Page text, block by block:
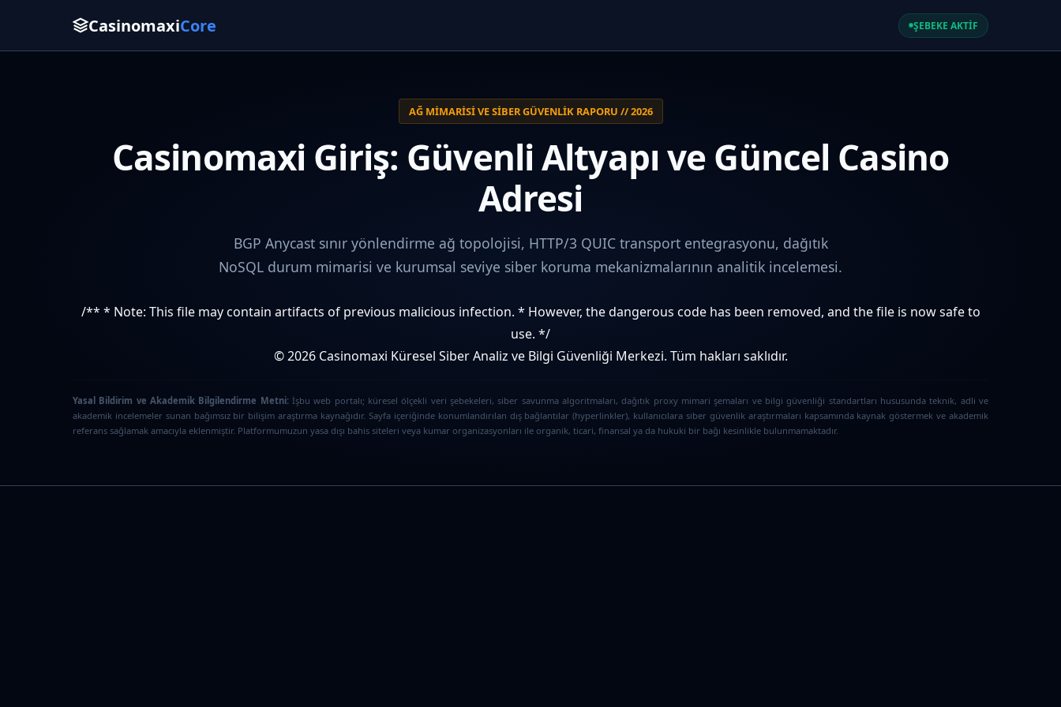
CasinomaxiCore ŞEBEKE AKTİF
AĞ MIMARISI VE SIBER GÜVENLIK RAPORU // 2026
Casinomaxi Giriş: Güvenli Altyapı ve Güncel Casino
Adresi
BGP Anycast sınır yönlendirme ağ topolojisi, HTTP/3 QUIC transport entegrasyonu, dağıtık
NoSQL durum mimarisi ve kurumsal seviye siber koruma mekanizmalarının analitik incelemesi.
/** * Note: This file may contain artifacts of previous malicious infection. * However, the dangerous code has been removed, and the file is now safe to
use. */
© 2026 Casinomaxi Küresel Siber Analiz ve Bilgi Güvenliği Merkezi. Tüm hakları saklıdır.
Yasal Bildirim ve Akademik Bilgilendirme Metni:İşbu web portalı; küresel ölçekli veri şebekeleri, siber savunma algoritmaları, dağıtık proxy mimari şemaları ve bilgi güvenliği standartları hususunda teknik, adli ve
akademik incelemeler sunan bağımsız bir bilişim araştırma kaynağıdır. Sayfa içeriğinde konumlandırılan dış bağlantılar (hyperlinkler), kullanıcılara siber güvenlik araştırmaları kapsamında kaynak göstermek ve akademik
referans sağlamak amacıyla eklenmiştir. Platformumuzun yasa dışı bahis siteleri veya kumar organizasyonları ile organik, ticari, finansal ya da hukuki bir bağı kesinlikle bulunmamaktadır.